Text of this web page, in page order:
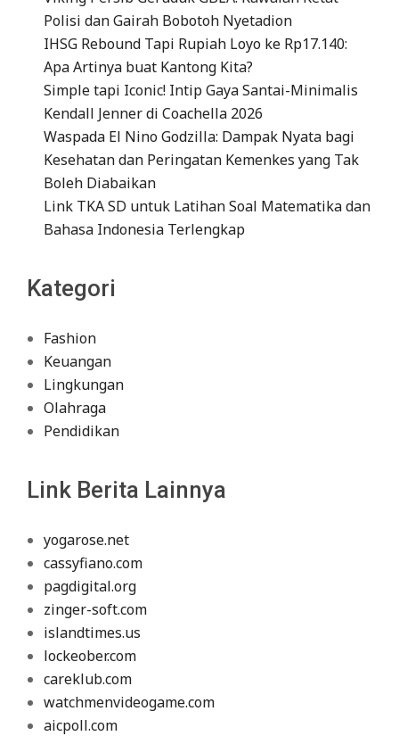
Polisi dan Gairah Bobotoh Nyetadion
IHSG Rebound Tapi Rupiah Loyo ke Rp17.140:
Apa Artinya buat Kantong Kita?
Simple tapi Iconic! Intip Gaya Santai-Minimalis
Kendall Jenner di Coachella 2026
Waspada El Nino Godzilla: Dampak Nyata bagi
Kesehatan dan Peringatan Kemenkes yang Tak
Boleh Diabaikan
Link TKA SD untuk Latihan Soal Matematika dan
Bahasa Indonesia Terlengkap
Kategori
Fashion
Keuangan
Lingkungan
Olahraga
Pendidikan
Link Berita Lainnya
yogarose.net
cassyfiano.com
pagdigital.org
zinger-soft.com
islandtimes.us
lockeober.com
careklub.com
watchmenvideogame.com
aicpoll.com